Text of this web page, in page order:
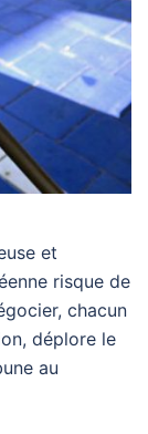
et
risque de
chacun
déplore le
au